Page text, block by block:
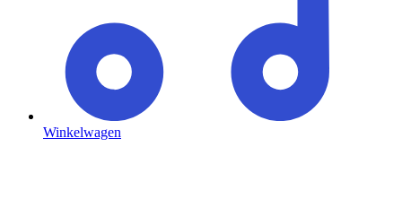
Winkelwagen